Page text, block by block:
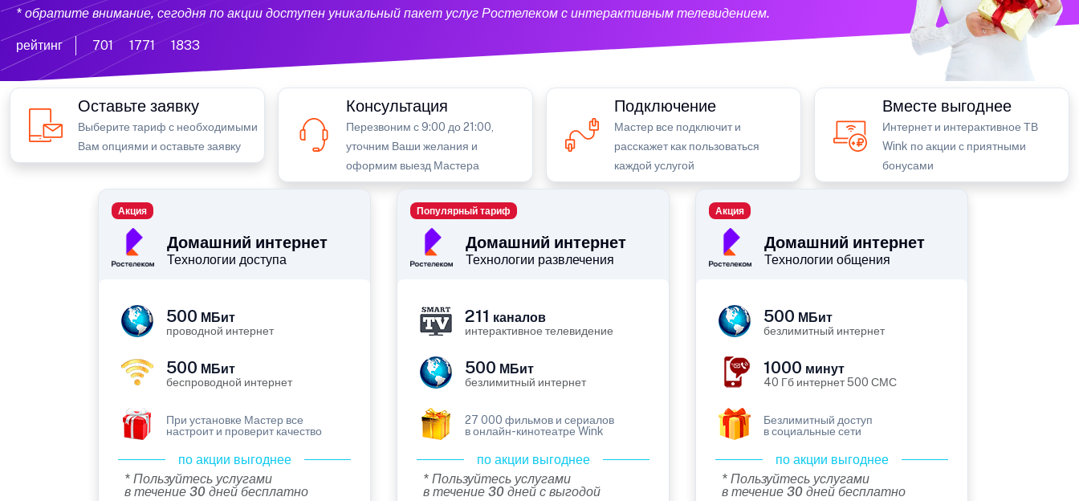
* обратите внимание, сегодня по акции доступен уникальный пакет услуг Ростелеком с интерактивным телевидением.
рейтинг 701 1771 1833
Оставьте заявку
Выберите тариф с необходимыми
Вам опциями и оставьте заявку
Консультация
Перезвоним с 9:00 до 21:00,
уточним Ваши желания и
оформим выезд Мастера
Подключение
Мастер все подключит и
расскажет как пользоваться
каждой услугой
Вместе выгоднее
Интернет и интерактивное ТВ
Wink по акции с приятными
бонусами
Домашний интернет
Технологии доступа
Акция
500 МБит
проводной интернет
500 МБит
беспроводной интернет
При установке Мастер все
настроит и проверит качество
по акции выгоднее
* Пользуйтесь услугами
в течение 30 дней бесплатно
Домашний интернет
Технологии развлечения
Популярный тариф
211 каналов
интерактивное телевидение
500 МБит
безлимитный интернет
27 000 фильмов и сериалов
в онлайн-кинотеатре Wink
по акции выгоднее
* Пользуйтесь услугами
в течение 30 дней с выгодой
Домашний интернет
Технологии общения
Акция
500 МБит
безлимитный интернет
1000 минут
40 Гб интернет 500 СМС
Безлимитный доступ
в социальные сети
по акции выгоднее
* Пользуйтесь услугами
в течение 30 дней бесплатно